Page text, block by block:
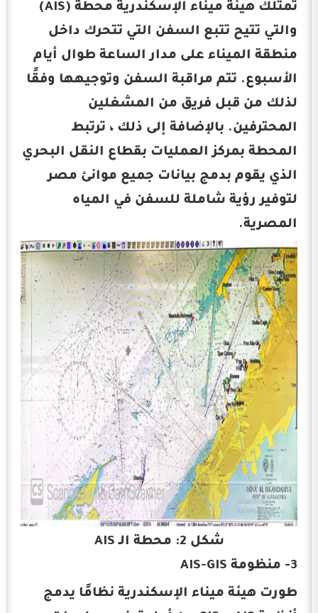
تمتلك هيئة ميناء الإسكندرية محطة (AIS)
والتي تتيح تتبع السفن التي تتحرك داخل
منطقة الميناء على مدار الساعة طوال أيام
الأسبوع. تتم مراقبة السفن وتوجيهها وفقًا
لذلك من قبل فريق من المشغلين
المحترفين. بالإضافة إلى ذلك ، ترتبط
المحطة بمركز العمليات بقطاع النقل البحري
الذي يقوم بدمج بيانات جميع موانئ مصر
لتوفير رؤية شاملة للسفن في المياه
المصرية.
شكل 2: محطة الـ AIS
3- منظومة AIS-GIS
طورت هيئة ميناء الإسكندرية نظامًا يدمج